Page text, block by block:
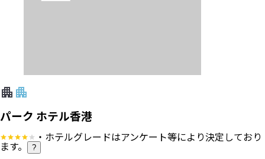
パーク ホテル香港
・ホテルグレードはアンケート等により決定しており
ます。 ?